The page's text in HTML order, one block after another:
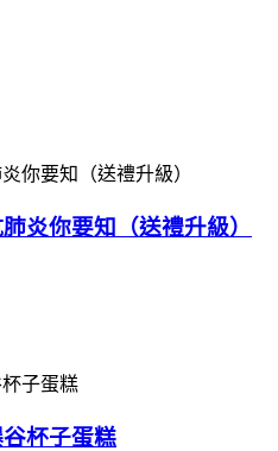
炎你要知（送禮升級）
谷杯子蛋糕